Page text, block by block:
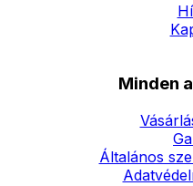
Minden
Általános